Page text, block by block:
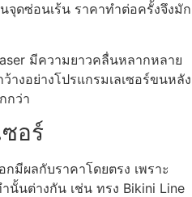
จุดซ่อนเร้น ราคาทำต่อครั้งจึงมัก
มีความยาวคลื่นหลากหลาย
างอย่างโปรแกรมเลเซอร์ขนหลัง
กว่า
อร์
กมีผลกับราคาโดยตรง เพราะ
นั้นต่างกัน เช่น ทรง Bikini Line